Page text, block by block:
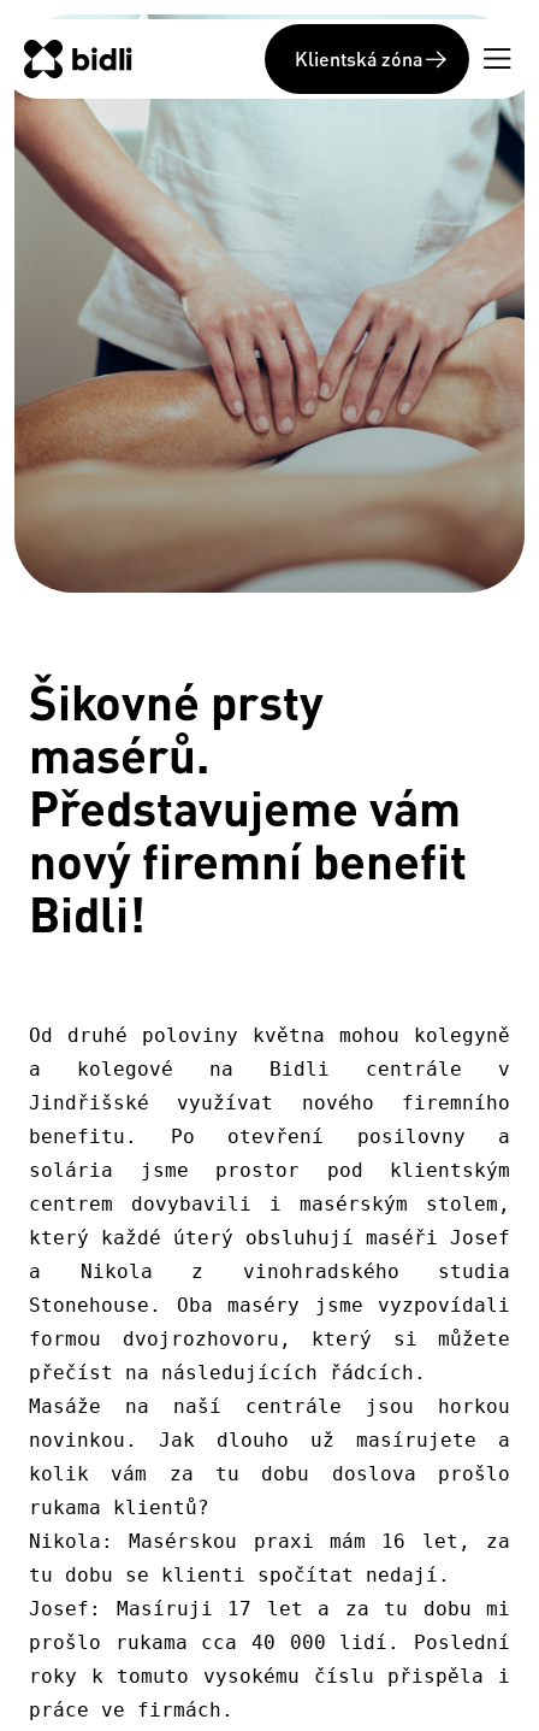
Klientská zóna
Šikovné prsty
masérů.
Představujeme vám
nový firemní benefit
Bidli!
Od druhé poloviny května mohou kolegyně
a kolegové na Bidli centrále v
Jindřišské využívat nového firemního
benefitu. Po otevření posilovny a
solária jsme prostor pod klientským
centrem dovybavili i masérským stolem,
který každé úterý obsluhují maséři Josef
a Nikola z vinohradského studia
Stonehouse. Oba maséry jsme vyzpovídali
formou dvojrozhovoru, který si můžete
přečíst na následujících řádcích.
Masáže na naší centrále jsou horkou
novinkou. Jak dlouho už masírujete a
kolik vám za tu dobu doslova prošlo
rukama klientů?
Nikola:
Masérskou praxi mám 16 let, za
tu dobu se klienti spočítat nedají.
Josef:
Masíruji 17 let a za tu dobu mi
prošlo rukama cca 40 000 lidí. Poslední
roky k tomuto vysokému číslu přispěla i
práce ve firmách.